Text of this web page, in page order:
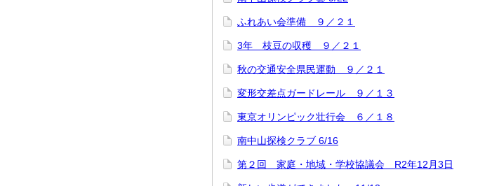
ふれあい会準備 ９／２１
3年 枝豆の収穫 ９／２１
秋の交通安全県民運動 ９／２１
変形交差点ガードレール ９／１３
東京オリンピック壮行会 ６／１８
南中山探検クラブ 6/16
第２回 家庭・地域・学校協議会 R2年12月3日